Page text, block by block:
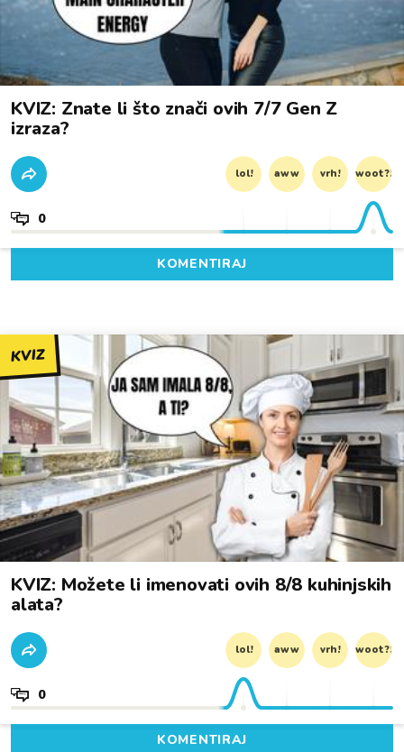
KVIZ: Znate li što znači ovih 7/7 Gen Z
izraza?
lol! aww vrh! woot?!
0
KOMENTIRAJ
KVIZ
KVIZ: Možete li imenovati ovih 8/8 kuhinjskih
alata?
lol! aww vrh! woot?!
0
KOMENTIRAJ